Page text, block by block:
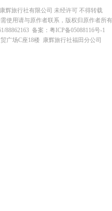
辉旅行社有限公司 未经许可 不得转载
使用请与原作者联系，版权归原作者所
88862163 备案：粤ICP备05088116号-1
广场C座18楼 康辉旅行社福田分公司